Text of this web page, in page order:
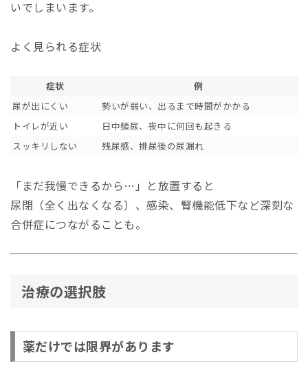
いでしまいます。
よく見られる症状
症状
例
尿が出にくい
勢いが弱い、出るまで時間がかかる
トイレが近い
日中頻尿、夜中に何回も起きる
スッキリしない
残尿感、排尿後の尿漏れ
「まだ我慢できるから…」と放置すると
尿閉（全く出なくなる）、感染、腎機能低下など深刻な
合併症につながることも。
治療の選択肢
薬だけでは限界があります